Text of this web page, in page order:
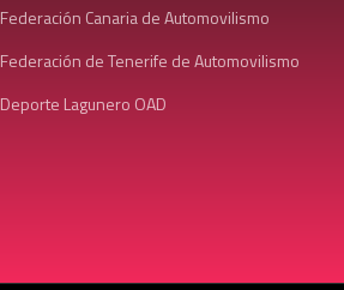
Federación Canaria de Automovilismo
Federación de Tenerife de Automovilismo
Deporte Lagunero OAD